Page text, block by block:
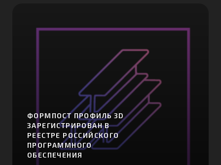
ФОРМПОСТ ПРОФИЛЬ 3D
ЗАРЕГИСТРИРОВАН В
РЕЕСТРЕ РОССИЙСКОГО
ПРОГРАММНОГО
ОБЕСПЕЧЕНИЯ